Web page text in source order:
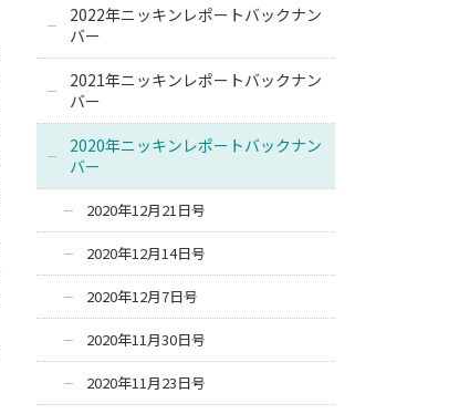
2022年ニッキンレポートバックナン
バー
2021年ニッキンレポートバックナン
バー
2020年ニッキンレポートバックナン
バー
2020年12月21日号
2020年12月14日号
2020年12月7日号
2020年11月30日号
2020年11月23日号